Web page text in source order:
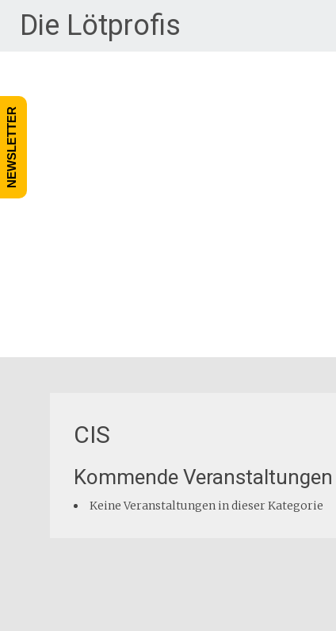
Die Lötprofis
CIS
Kommende Veranstaltungen
Keine Veranstaltungen in dieser Kategorie
NEWSLETTER